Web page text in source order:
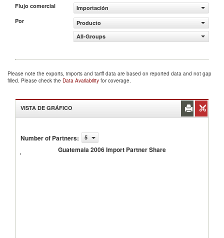
Flujo comercial
Importación
Por
Producto
All-Groups
Please note the exports, imports and tariff data are based on reported data and not gap
filled. Please check the Data Availability for coverage.
VISTA DE GRÁFICO
Number of Partners: 5
Guatemala 2006 Import Partner Share
Guatemala
Import